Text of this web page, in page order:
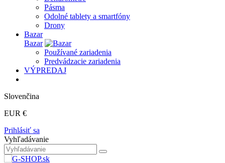
Pásma
Odolné tablety a smartfóny
Drony
Bazar
Bazar
Používané zariadenia
Predvádzacie zariadenia
VÝPREDAJ
Slovenčina
EUR €
Prihlásiť sa
Vyhľadávanie